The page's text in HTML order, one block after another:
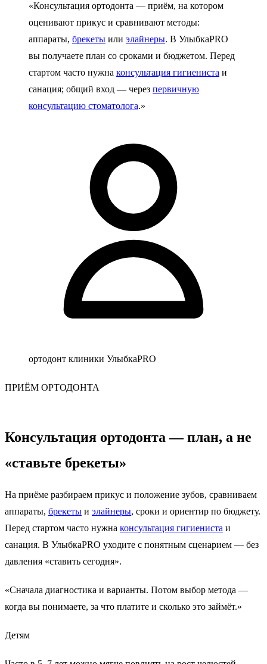
«Консультация ортодонта — приём, на котором
оценивают прикус и сравнивают методы:
аппараты, брекеты или элайнеры. В УлыбкаPRO
вы получаете план со сроками и бюджетом. Перед
стартом часто нужна консультация гигиениста и
санация; общий вход — через первичную
консультацию стоматолога.»
ортодонт клиники УлыбкаPRO
ПРИЁМ ОРТОДОНТА
Консультация ортодонта — план, а не
«ставьте брекеты»
На приёме разбираем прикус и положение зубов, сравниваем
аппараты, брекеты и элайнеры, сроки и ориентир по бюджету.
Перед стартом часто нужна консультация гигиениста и
санация. В УлыбкаPRO уходите с понятным сценарием — без
давления «ставить сегодня».
«Сначала диагностика и варианты. Потом выбор метода —
когда вы понимаете, за что платите и сколько это займёт.»
Детям